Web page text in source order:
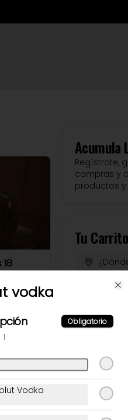
Acumula
Regístrate,
compras y
productos
Tu Carrito
Los
vodka
Obligatorio
Vodka